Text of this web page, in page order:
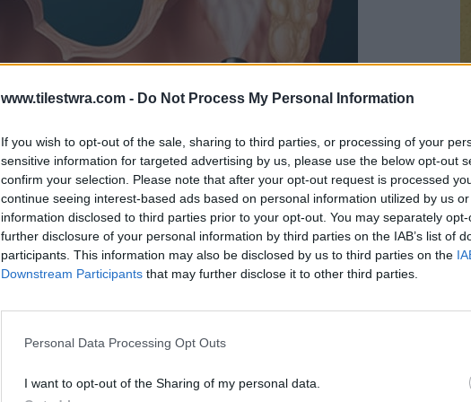
www.tilestwra.com - Do Not Process My Personal Information
If you wish to opt-out of the sale, sharing to third parties, or processing of your
sensitive information for targeted advertising by us, please use the below opt-out
confirm your selection. Please note that after your opt-out request is processed
continue seeing interest-based ads based on personal information utilized by us
information disclosed to third parties prior to your opt-out. You may separately
further disclosure of your personal information by third parties on the IAB’s list of
participants. This information may also be disclosed by us to third parties on the
Downstream Participants that may further disclose it to other third parties.
Personal Data Processing Opt Outs
I want to opt-out of the Sharing of my personal data.